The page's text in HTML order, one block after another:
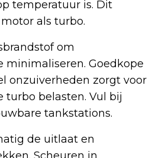
temperatuur is. Dit
als turbo.
om
minimaliseren. Goedkope
onzuiverheden zorgt voor
turbo belasten. Vul bij
tankstations.
de uitlaat en